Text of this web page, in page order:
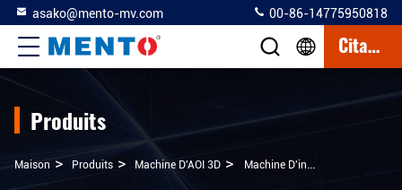
asako@mento-mv.com 00-86-14775950818
Citation
Produits
Maison > Produits > Machine D'AOI 3D > Machine D'inspection 3D De La Vision AOI Pour Les Anomalies De Forme Du Produit